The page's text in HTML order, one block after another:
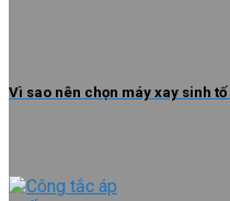
Vì sao nên chọn máy xay sinh